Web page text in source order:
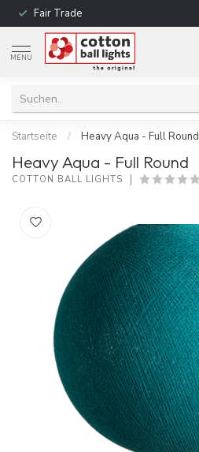
Fair Trade
MENU
Startseite / Heavy Aqua - Full Round
Heavy Aqua - Full Round
COTTON BALL LIGHTS